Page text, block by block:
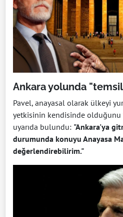
Ankara yolunda
Pavel, anayasal olarak ülkeyi
yetkisinin kendisinde olduğunu
uyarıda bulundu: "Ankara'ya
durumunda konuyu Anayasa
değerlendirebilirim."